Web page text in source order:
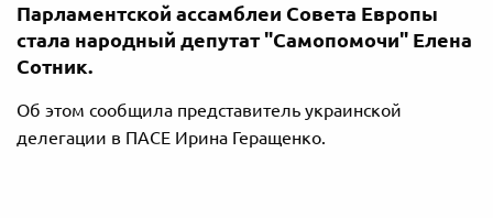
Парламентской ассамблеи Совета Европы
стала народный депутат "Самопомочи" Елена
Сотник.
Об этом сообщила представитель украинской
делегации в ПАСЕ Ирина Геращенко.